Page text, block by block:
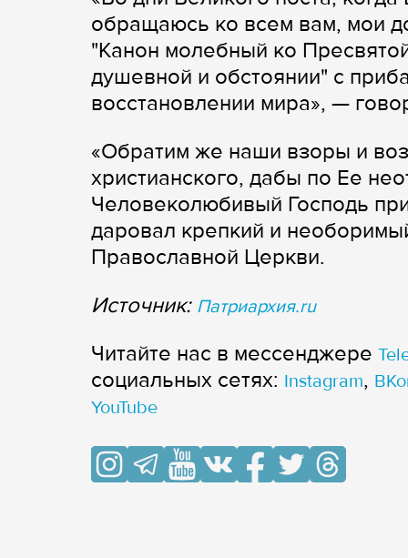
обращаюсь ко всем вам, мои
"Канон молебный ко
душевной и обстоянии" с
восстановлении мира», —
«Обратим же наши взоры и
христианского, дабы по Ее
Человеколюбивый Господь
даровал крепкий и
Православной Церкви.
Источник: Патриархия.ru
Читайте нас в мессенджере
cоциальных сетях: Instagram,
YouTube